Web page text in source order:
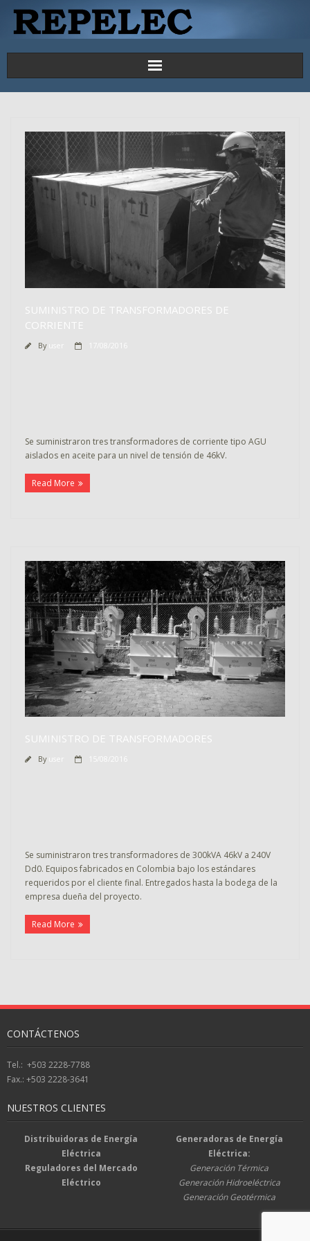
Principal
Proyectos
Productos y Servicios
Contáctenos
SUMINISTRO DE TRANSFORMADORES DE
CORRIENTE
By user 17/08/2016
Se suministraron tres transformadores de corriente tipo AGU
aislados en aceite para un nivel de tensión de 46kV.
Read More
SUMINISTRO DE TRANSFORMADORES
By user 15/08/2016
Se suministraron tres transformadores de 300kVA 46kV a 240V
Dd0. Equipos fabricados en Colombia bajo los estándares
requeridos por el cliente final. Entregados hasta la bodega de la
empresa dueña del proyecto.
Read More
CONTÁCTENOS
Tel.: +503 2228-7788
Fax.: +503 2228-3641
NUESTROS CLIENTES
Distribuidoras de Energía
Eléctrica
Reguladores del Mercado
Eléctrico
Generadoras de Energía
Eléctrica:
Generación Térmica
Generación Hidroeléctrica
Generación Geotérmica